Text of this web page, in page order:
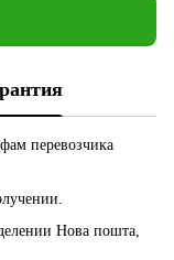
перевозчика
Нова пошта,